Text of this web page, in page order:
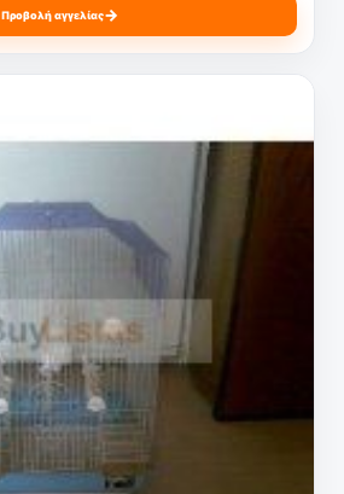
Προβολή αγγελίας→